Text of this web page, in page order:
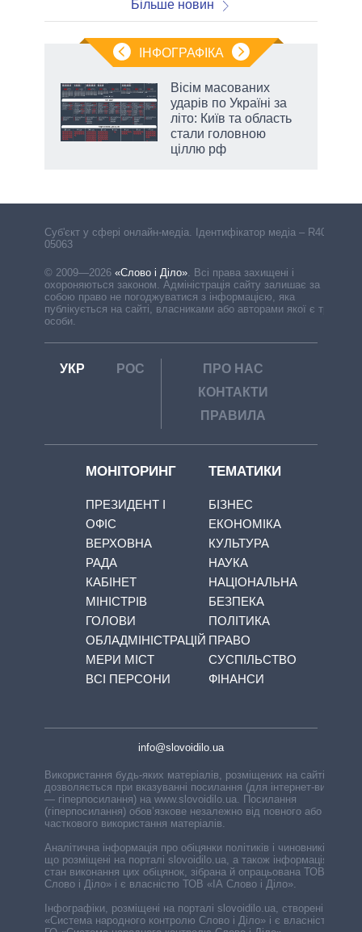
Більше новин
ІНФОГРАФІКА
Вісім масованих
ударів по Україні за
літо: Київ та область
стали головною
ціллю рф
Cуб'єкт у сфері онлайн-медіа. Ідентифікатор медіа – R40-
05063
© 2009—2026 «Слово і Діло» Всі права захищені і
охороняються законом. Адміністрація сайту залишає за
собою право не погоджуватися з інформацією, яка
публікується на сайті, власниками або авторами якої є треті
особи.
УКР РОС
ПРО НАС
КОНТАКТИ
ПРАВИЛА
МОНІТОРИНГ
ПРЕЗИДЕНТ І
ОФІС
ВЕРХОВНА
РАДА
КАБІНЕТ
МІНІСТРІВ
ГОЛОВИ
ОБЛАДМІНІСТРАЦІЙ
МЕРИ МІСТ
ВСІ ПЕРСОНИ
ТЕМАТИКИ
БІЗНЕС
ЕКОНОМІКА
КУЛЬТУРА
НАУКА
НАЦІОНАЛЬНА
БЕЗПЕКА
ПОЛІТИКА
ПРАВО
СУСПІЛЬСТВО
ФІНАНСИ
info@slovoidilo.ua
Використання будь-яких матеріалів, розміщених на сайті,
дозволяється при вказуванні посилання (для інтернет-видань
— гіперпосилання) на www.slovoidilo.ua. Посилання
(гіперпосилання) обов’язкове незалежно від повного або
часткового використання матеріалів.
Аналітична інформація про обіцянки політиків і чиновників,
що розміщені на порталі slovoidilo.ua, а також інформація про
стан виконання цих обіцянок, зібрана й опрацьована ТОВ «ІА
Слово і Діло» і є власністю ТОВ «ІА Слово і Діло».
Інфографіки, розміщені на порталі slovoidilo.ua, створені ГО
«Система народного контролю Слово і Діло» і є власністю